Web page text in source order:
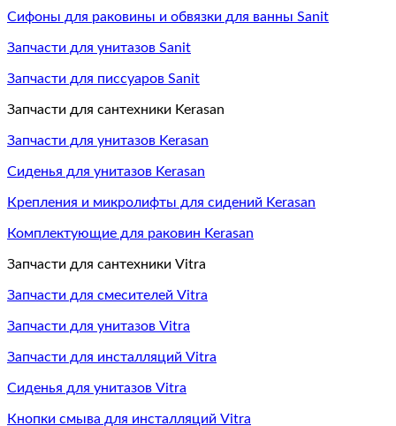
Сифоны для раковины и обвязки для ванны Sanit
Запчасти для унитазов Sanit
Запчасти для писсуаров Sanit
Запчасти для сантехники Kerasan
Запчасти для унитазов Kerasan
Сиденья для унитазов Kerasan
Крепления и микролифты для сидений Kerasan
Комплектующие для раковин Kerasan
Запчасти для сантехники Vitra
Запчасти для смесителей Vitra
Запчасти для унитазов Vitra
Запчасти для инсталляций Vitra
Сиденья для унитазов Vitra
Кнопки смыва для инсталляций Vitra